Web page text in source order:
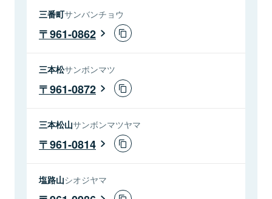
三番町サンバンチョウ
961-0862
三本松サンボンマツ
961-0872
三本松山サンボンマツヤマ
961-0814
塩路山シオジヤマ